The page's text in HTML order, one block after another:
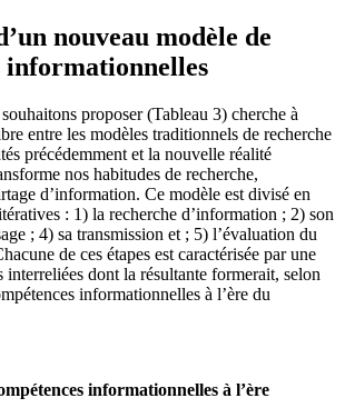
nouveau modèle de
informationnelles
proposer (Tableau 3) cherche à
entre les modèles traditionnels de recherche
précédemment et la nouvelle réalité
nos habitudes de recherche,
d’information. Ce modèle est divisé en
: 1) la recherche d’information ; 2) son
; 4) sa transmission et ; 5) l’évaluation du
de ces étapes est caractérisée par une
interreliées dont la résultante formerait, selon
informationnelles à l’ère du
informationnelles à l’ère